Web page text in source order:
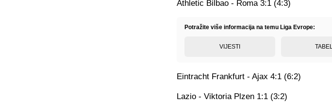
Athletic Bilbao - Roma 3:1 (4:3)
Potražite više informacija na temu Liga Evrope:
VIJESTI
Eintracht Frankfurt - Ajax 4:1 (6:2)
Lazio - Viktoria Plzen 1:1 (3:2)